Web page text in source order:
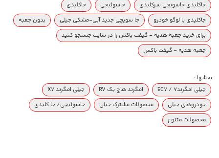
جاکلیدی جاسویچی سرکلیدی
جاسوئیچی
جاکلیدی
جاکلیدی با لوگو خودرو
جا سویچی جدید آبی-مشکی جیلی
بدون جعبه
برای خرید جعبه هدیه - گیفت باکس را در سایت جستجو کنید
جعبه هدیه - گیفت باکس
بخشها :
جیلی امگرند۷ / EC7
امگرند هاچ بک RV
جیلی امگرند X7
خودروهای جیلی
محصولات مشترک جیلی
جاسوئیچی/ جا کلیدی
محصولات متنوع